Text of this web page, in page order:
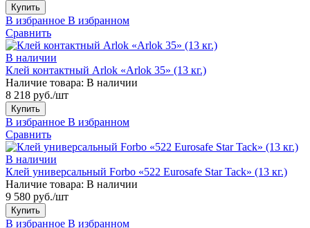
Купить
В избранное В избранном
Сравнить
В наличии
Клей контактный Arlok «Arlok 35» (13 кг.)
Наличие товара: В наличии
8 218 руб./шт
Купить
В избранное В избранном
Сравнить
В наличии
Клей универсальный Forbo «522 Eurosafe Star Tack» (13 кг.)
Наличие товара: В наличии
9 580 руб./шт
Купить
В избранное В избранном